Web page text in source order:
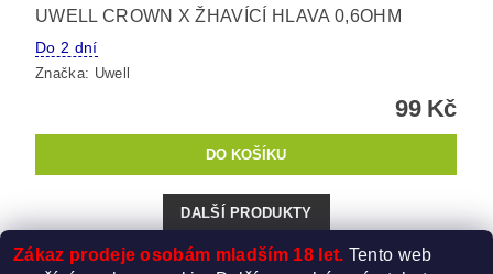
UWELL CROWN X ŽHAVÍCÍ HLAVA 0,6OHM
Do 2 dní
Značka: Uwell
99 Kč
DALŠÍ PRODUKTY
1
Zákaz prodeje osobám mladším 18 let. Tento web